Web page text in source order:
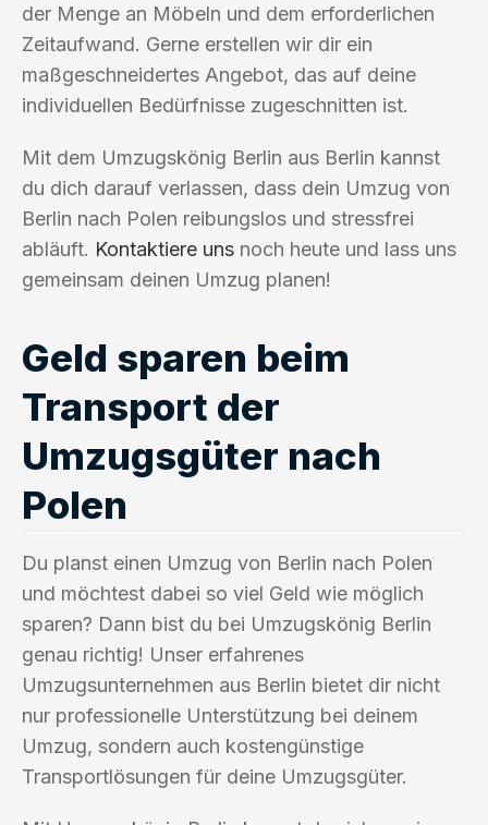
der Menge an Möbeln und dem erforderlichen
Zeitaufwand. Gerne erstellen wir dir ein
maßgeschneidertes Angebot, das auf deine
individuellen Bedürfnisse zugeschnitten ist.
Mit dem Umzugskönig Berlin aus Berlin kannst
du dich darauf verlassen, dass dein Umzug von
Berlin nach Polen reibungslos und stressfrei
abläuft. Kontaktiere uns noch heute und lass uns
gemeinsam deinen Umzug planen!
Geld sparen beim
Transport der
Umzugsgüter nach
Polen
Du planst einen Umzug von Berlin nach Polen
und möchtest dabei so viel Geld wie möglich
sparen? Dann bist du bei Umzugskönig Berlin
genau richtig! Unser erfahrenes
Umzugsunternehmen aus Berlin bietet dir nicht
nur professionelle Unterstützung bei deinem
Umzug, sondern auch kostengünstige
Transportlösungen für deine Umzugsgüter.